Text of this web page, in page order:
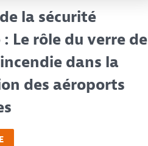
la sécurité
Le rôle du verre de
dans la
des aéroports